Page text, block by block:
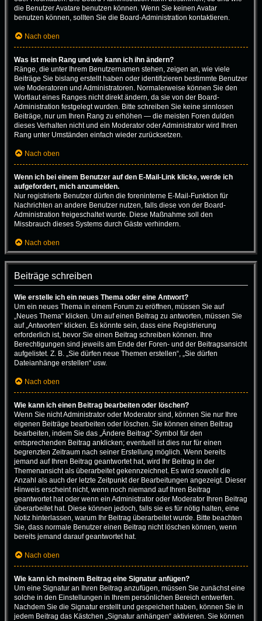
die Benutzer Avatare benutzen können. Wenn Sie keinen Avatar
benutzen können, sollten Sie die Board-Administration kontaktieren.
Nach oben
Was ist mein Rang und wie kann ich ihn ändern?
Ränge, die unter Ihrem Benutzernamen stehen, zeigen an, wie viele
Beiträge Sie bislang erstellt haben oder identifizieren bestimmte Benutzer
wie Moderatoren und Administratoren. Normalerweise können Sie den
Wortlaut eines Ranges nicht direkt ändern, da sie von der Board-
Administration festgelegt wurden. Bitte schreiben Sie keine sinnlosen
Beiträge, nur um Ihren Rang zu erhöhen — die meisten Foren dulden
dieses Verhalten nicht und ein Moderator oder Administrator wird Ihren
Rang unter Umständen einfach wieder zurücksetzen.
Nach oben
Wenn ich bei einem Benutzer auf den E-Mail-Link klicke, werde ich
aufgefordert, mich anzumelden.
Nur registrierte Benutzer dürfen die foreninterne E-Mail-Funktion für
Nachrichten an andere Benutzer nutzen, falls diese von der Board-
Administration freigeschaltet wurde. Diese Maßnahme soll den
Missbrauch dieses Systems durch Gäste verhindern.
Nach oben
Beiträge schreiben
Wie erstelle ich ein neues Thema oder eine Antwort?
Um ein neues Thema in einem Forum zu eröffnen, müssen Sie auf
„Neues Thema“ klicken. Um auf einen Beitrag zu antworten, müssen Sie
auf „Antworten“ klicken. Es könnte sein, dass eine Registrierung
erforderlich ist, bevor Sie einen Beitrag schreiben können. Ihre
Berechtigungen sind jeweils am Ende der Foren- und der Beitragsansicht
aufgelistet. Z. B. „Sie dürfen neue Themen erstellen“, „Sie dürfen
Dateianhänge erstellen“ usw.
Nach oben
Wie kann ich einen Beitrag bearbeiten oder löschen?
Wenn Sie nicht Administrator oder Moderator sind, können Sie nur Ihre
eigenen Beiträge bearbeiten oder löschen. Sie können einen Beitrag
bearbeiten, indem Sie das „Ändere Beitrag“-Symbol für den
entsprechenden Beitrag anklicken; eventuell ist dies nur für einen
begrenzten Zeitraum nach seiner Erstellung möglich. Wenn bereits
jemand auf Ihren Beitrag geantwortet hat, wird Ihr Beitrag in der
Themenansicht als überarbeitet gekennzeichnet. Es wird sowohl die
Anzahl als auch der letzte Zeitpunkt der Bearbeitungen angezeigt. Dieser
Hinweis erscheint nicht, wenn noch niemand auf Ihren Beitrag
geantwortet hat oder wenn ein Administrator oder Moderator Ihren Beitrag
überarbeitet hat. Diese können jedoch, falls sie es für nötig halten, eine
Notiz hinterlassen, warum Ihr Beitrag überarbeitet wurde. Bitte beachten
Sie, dass normale Benutzer einen Beitrag nicht löschen können, wenn
bereits jemand darauf geantwortet hat.
Nach oben
Wie kann ich meinem Beitrag eine Signatur anfügen?
Um eine Signatur an Ihren Beitrag anzufügen, müssen Sie zunächst eine
solche in den Einstellungen in Ihrem persönlichen Bereich entwerfen.
Nachdem Sie die Signatur erstellt und gespeichert haben, können Sie in
jedem Beitrag das Kästchen „Signatur anhängen“ aktivieren. Sie können